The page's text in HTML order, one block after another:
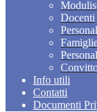
Docenti
Info utili
Contatti
Documenti